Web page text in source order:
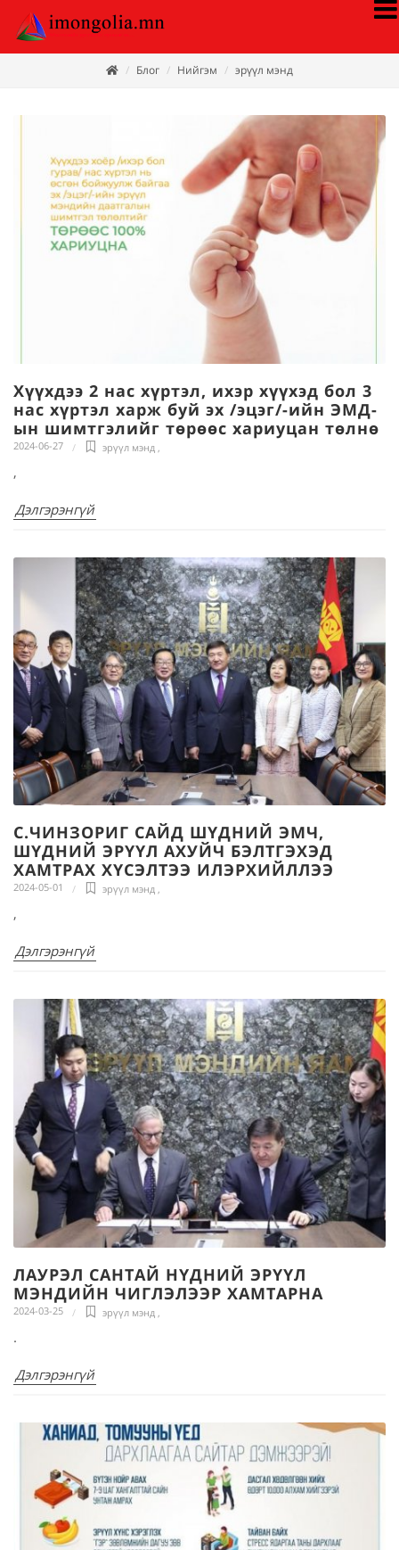
Блог Нийгэм эрүүл мэнд
Хүүхдээ 2 нас хүртэл, ихэр хүүхэд бол 3
нас хүртэл харж буй эх /эцэг/-ийн ЭМД-
ын шимтгэлийг төрөөс хариуцан төлнө
2024-06-27 эрүүл мэнд ,
,
Дэлгэрэнгүй
С.ЧИНЗОРИГ САЙД ШҮДНИЙ ЭМЧ,
ШҮДНИЙ ЭРҮҮЛ АХУЙЧ БЭЛТГЭХЭД
ХАМТРАХ ХҮСЭЛТЭЭ ИЛЭРХИЙЛЛЭЭ
2024-05-01 эрүүл мэнд ,
,
Дэлгэрэнгүй
ЛАУРЭЛ САНТАЙ НҮДНИЙ ЭРҮҮЛ
МЭНДИЙН ЧИГЛЭЛЭЭР ХАМТАРНА
2024-03-25 эрүүл мэнд ,
.
Дэлгэрэнгүй